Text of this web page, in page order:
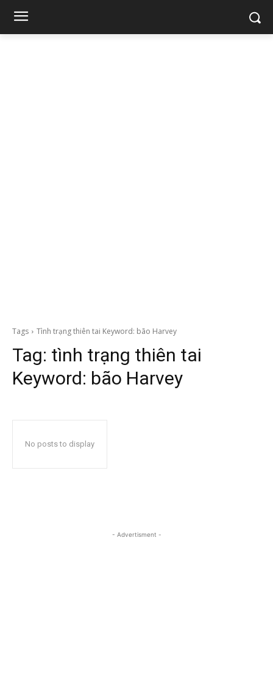
Tags Tình trạng thiên tai Keyword: bão Harvey
Tag: tình trạng thiên tai
Keyword: bão Harvey
No posts to display
- Advertisment -